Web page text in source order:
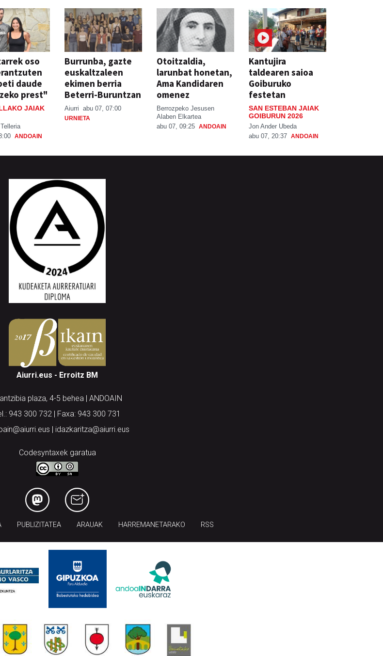
oso
daude
prest"
JAIAK
ANDOAIN
Burrunba, gazte
euskaltzaleen
ekimen berria
Beterri-Buruntzan
Aiurri abu 07, 07:00
URNIETA
Otoitzaldia,
larunbat honetan,
Ama Kandidaren
omenez
Berrozpeko Jesusen
Alaben Elkartea
abu 07, 09:25 ANDOAIN
Kantujira
taldearen saioa
Goiburuko
festetan
SAN ESTEBAN JAIAK
GOIBURUN 2026
Jon Ander Ubeda
abu 07, 20:37 ANDOAIN
Aiurri.eus - Erroitz BM
plaza, 4-5 behea | ANDOAIN
943 300 732 | Faxa: 943 300 731
| idazkaritza@aiurri.eus
Codesyntaxek garatua
PUBLIZITATEA ARAUAK HARREMANETARAKO RSS